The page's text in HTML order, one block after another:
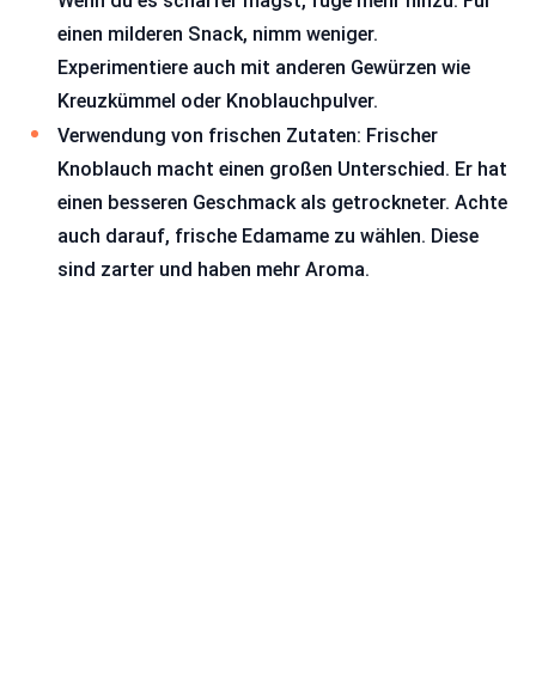
einen milderen Snack, nimm weniger.
Experimentiere auch mit anderen Gewürzen wie
Kreuzkümmel oder Knoblauchpulver.
Verwendung von frischen Zutaten: Frischer
Knoblauch macht einen großen Unterschied. Er hat
einen besseren Geschmack als getrockneter. Achte
auch darauf, frische Edamame zu wählen. Diese
sind zarter und haben mehr Aroma.